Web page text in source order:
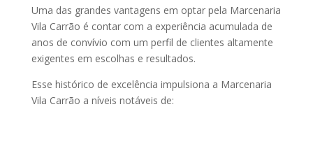
Uma das grandes vantagens em optar pela Marcenaria
Vila Carrão é contar com a experiência acumulada de
anos de convívio com um perfil de clientes altamente
exigentes em escolhas e resultados.
Esse histórico de excelência impulsiona a Marcenaria
Vila Carrão a níveis notáveis de: